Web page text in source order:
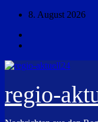
Zum
springen
8. August 2026
regio-